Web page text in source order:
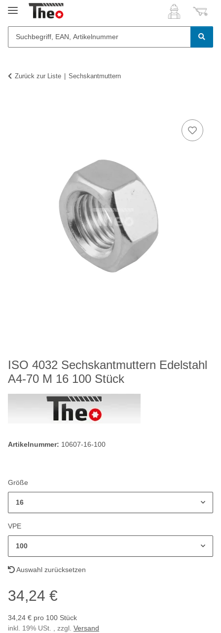
Zurück zur Liste Sechskantmuttern
ISO 4032 Sechskantmuttern Edelstahl
A4-70 M 16 100 Stück
Artikelnummer: 10607-16-100
Größe
16
VPE
100
Auswahl zurücksetzen
34,24 €
34,24 € pro 100 Stück
inkl. 19% USt. , zzgl. Versand